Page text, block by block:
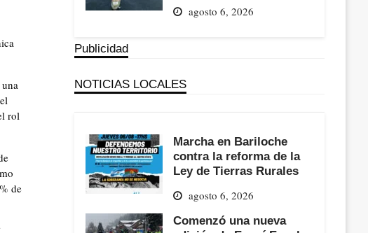
rol
de
agosto 6, 2026
Publicidad
NOTICIAS LOCALES
Marcha en Bariloche
contra la reforma de la
Ley de Tierras Rurales
agosto 6, 2026
Comenzó una nueva